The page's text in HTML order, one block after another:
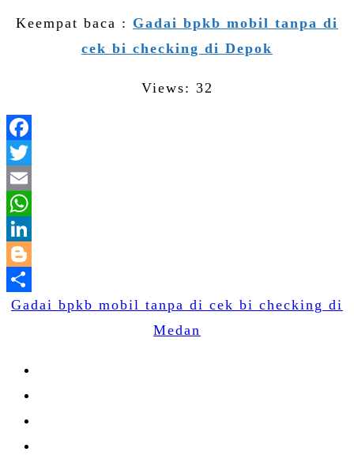
Keempat baca : Gadai bpkb mobil tanpa di
cek bi checking di Depok
Views: 32
Share
Gadai bpkb mobil tanpa di cek bi checking di
Medan